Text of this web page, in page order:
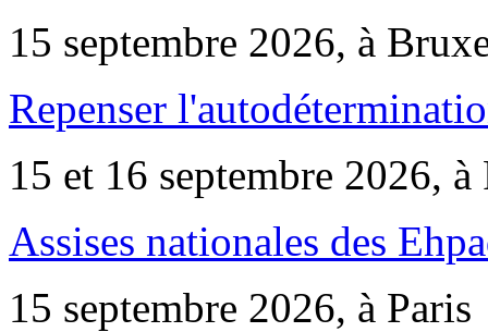
15 septembre 2026, à
Repenser
15 et 16 septembre 2026, à
Assises nationales des
15 septembre 2026, à Paris